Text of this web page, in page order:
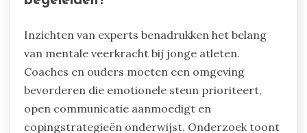
Inzichten van experts benadrukken het belang
van mentale veerkracht bij jonge atleten.
Coaches en ouders moeten een omgeving
bevorderen die emotionele steun prioriteert,
open communicatie aanmoedigt en
copingstrategieën onderwijst. Onderzoek toont